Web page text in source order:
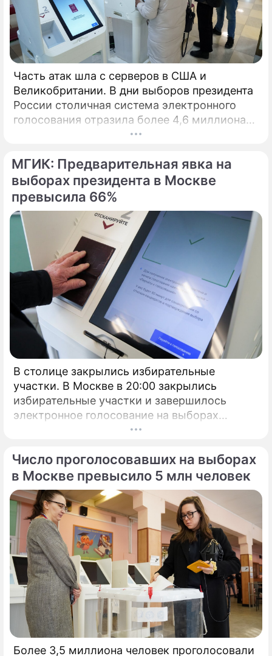
Часть атак шла с серверов в США и
Великобритании. В дни выборов президента
России столичная система электронного
голосования отразила более 4,6 миллиона
кибератак, сообщил глава Электронного
МГИК: Предварительная явка на
выборах президента в Москве
превысила 66%
В столице закрылись избирательные
участки. В Москве в 20:00 закрылись
избирательные участки и завершилось
электронное голосование на выборах
Число проголосовавших на выборах
в Москве превысило 5 млн человек
Более 3,5 миллиона человек проголосовали